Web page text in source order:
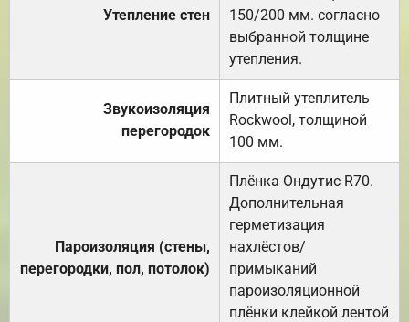
Утепление стен
150/200 мм. согласно
выбранной толщине
утепления.
Звукоизоляция
перегородок
Плитный утеплитель
Rockwool, толщиной
100 мм.
Пароизоляция (стены,
перегородки, пол, потолок)
Плёнка Ондутис R70.
Дополнительная
герметизация
нахлёстов/
примыканий
пароизоляционной
плёнки клейкой лентой